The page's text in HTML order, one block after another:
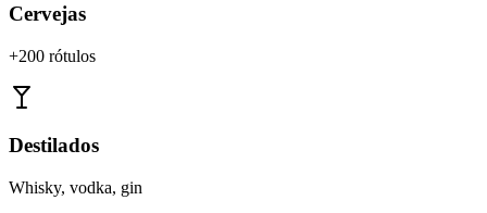
Cervejas
+200 rótulos
Destilados
Whisky, vodka, gin